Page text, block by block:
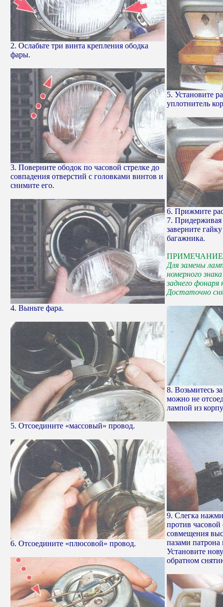
2. Ослабьте три винта крепления ободка
фары.
3. Поверните ободок по часовой стрелке до
совпадения отверстий с головками винтов и
снимите его.
4. Выньте фара.
5. Отсоедините «массовый» провод.
6. Отсоедините «плюсовой» провод.
5. Установите
уплотнитель
6. Прижмите
7. Придерживая
заверните
багажника.
ПРИМЕЧАНИЕ
Для замены
номерного
заднего
Достаточно
8. Возьмитесь
можно не
лампой из
9. Слегка
против
совмещения
пазами
Установите
обратном